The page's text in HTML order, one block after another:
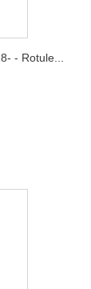
- Rotule...